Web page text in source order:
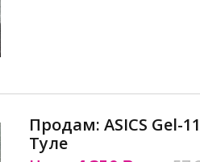
Продам: ASICS Gel-
Туле